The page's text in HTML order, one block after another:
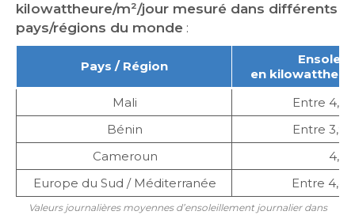
kilowattheure/m²/jour mesuré dans différents
pays/régions du monde :
Pays / Région
en
Mali
Entre 4,2
Bénin
Entre 3,9
Cameroun
4,5
Europe du Sud / Méditerranée
Entre 4,4
Valeurs journalières moyennes d’ensoleillement journalier dans